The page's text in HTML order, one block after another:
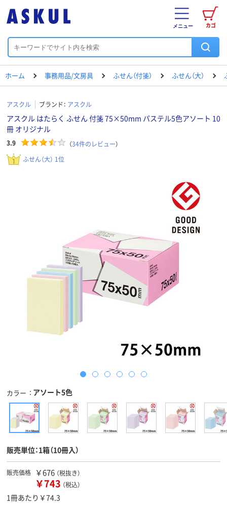
カゴ
メニュー
ホーム 事務用品/文房具 ふせん（付箋） ふせん（大）
アスクル ブランド： アスクル
アスクル はたらく ふせん 付箋 75×50mm パステル5色アソート 10
冊 オリジナル
3.9 （34件のレビュー）
ふせん（大） 1位
カラー アソート5色
販売単位：1箱（10冊入）
販売価格 ￥676 （税抜き）
￥743 （税込）
1冊あたり￥74.3